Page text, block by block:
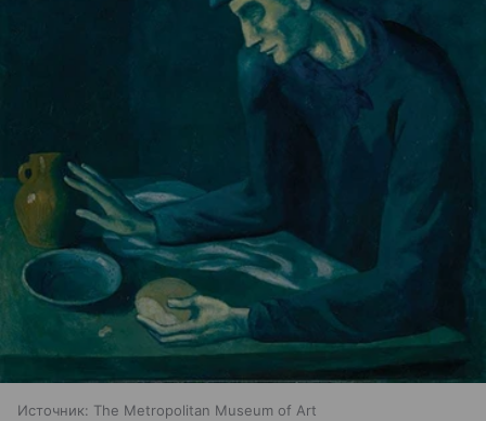
Источник: The Metropolitan Museum of Art